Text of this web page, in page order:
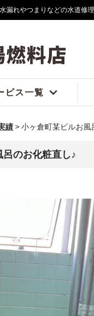
漏れやつまりなどの水道修
ビス一覧
績 > 小ヶ倉町某ビルお風
のお化粧直し♪